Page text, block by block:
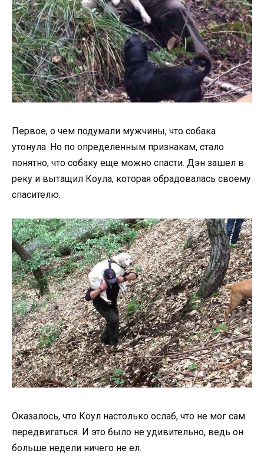
Первое, о чем подумали мужчины, что собака
утонула. Но по определенным признакам, стало
понятно, что собаку еще можно спасти. Дэн зашел в
реку и вытащил Коула, которая обрадовалась своему
спасителю.
Оказалось, что Коул настолько ослаб, что не мог сам
передвигаться. И это было не удивительно, ведь он
больше недели ничего не ел.